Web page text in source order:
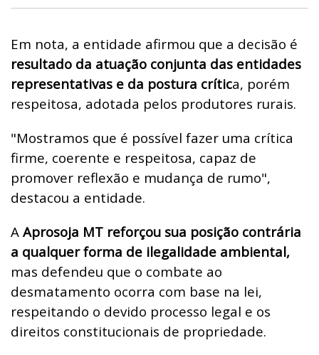
Em nota, a entidade afirmou que a decisão é
resultado da atuação conjunta das entidades
representativas e da postura crítica, porém
respeitosa, adotada pelos produtores rurais.
"Mostramos que é possível fazer uma crítica
firme, coerente e respeitosa, capaz de
promover reflexão e mudança de rumo",
destacou a entidade.
A Aprosoja MT reforçou sua posição contrária
a qualquer forma de ilegalidade ambiental,
mas defendeu que o combate ao
desmatamento ocorra com base na lei,
respeitando o devido processo legal e os
direitos constitucionais de propriedade.